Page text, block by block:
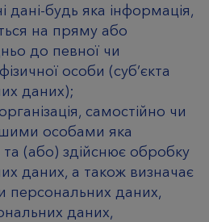
дані-будь яка інформація,
на пряму або
до певної чи
особи (суб’єкта
даних);
самостійно чи
особами яка
та (або) здійснює обробку
даних, а також визначає
персональних даних,
даних,